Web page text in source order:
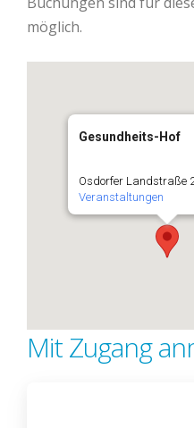
möglich.
Gesundheits-Hof
Osdorfer Landstraße
Veranstaltungen
Mit Zugang